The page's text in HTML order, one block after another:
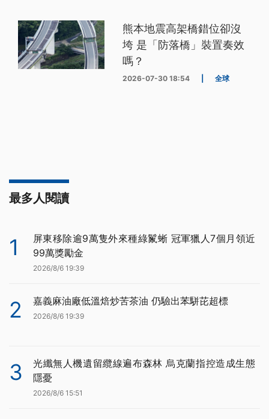
熊本地震高架橋錯位卻沒
垮 是「防落橋」裝置奏效
嗎？
2026-07-30 18:54 全球
最多人閱讀
1
屏東移除逾9萬隻外來種綠鬣蜥 冠軍獵人7個月領近
99萬獎勵金
2026/8/6 19:39
2 嘉義麻油廠低溫焙炒苦茶油 仍驗出苯駢芘超標
2026/8/6 19:39
3
光纖無人機遺留纜線遍布森林 烏克蘭指控造成生態
隱憂
2026/8/6 15:51